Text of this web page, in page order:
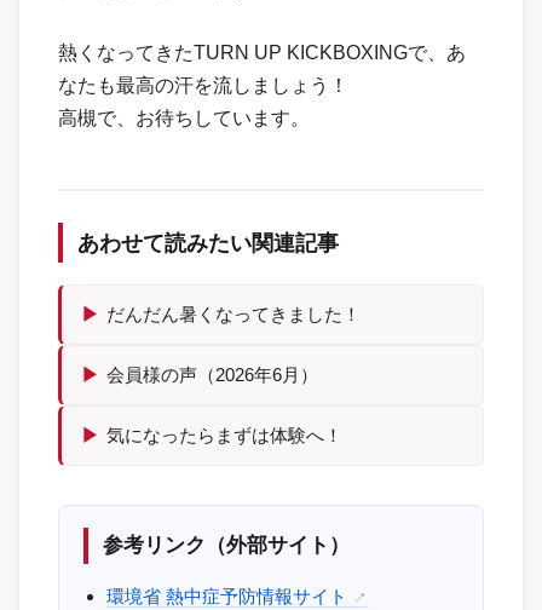
熱くなってきたTURN UP KICKBOXINGで、あ
なたも最高の汗を流しましょう！
高槻で、お待ちしています。
あわせて読みたい関連記事
▶ だんだん暑くなってきました！
▶ 会員様の声（2026年6月）
▶ 気になったらまずは体験へ！
参考リンク（外部サイト）
環境省 熱中症予防情報サイト ↗